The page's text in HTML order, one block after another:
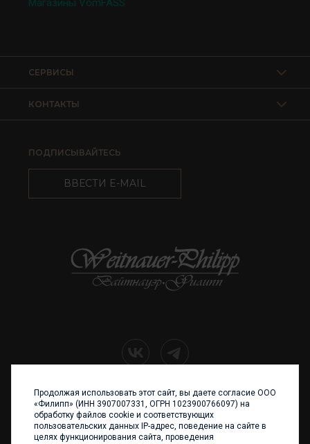
Магазины VomFASS
КОНТАКТЫ
СЕРВИСЫ
ПОДПИСЫВАЙТЕСЬ
ВВЕСТИ E-MAIL
+7 (4012) 960 898
236017 Калининград,
ул. Каштановая аллея, 47
Телефон: +7 4012 960 898,
Продолжая использовать этот сайт, вы даете согласие ООО
«Филипп» (ИНН 3907007331, ОГРН 1023900766097) на
обработку файлов cookie и соответствующих
пользовательских данных IP-адрес, поведение на сайте в
целях функционирования сайта, проведения